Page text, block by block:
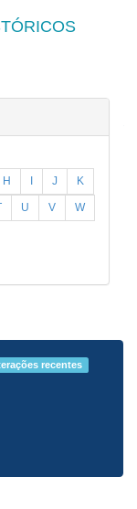
H I J K
U V W
recentes